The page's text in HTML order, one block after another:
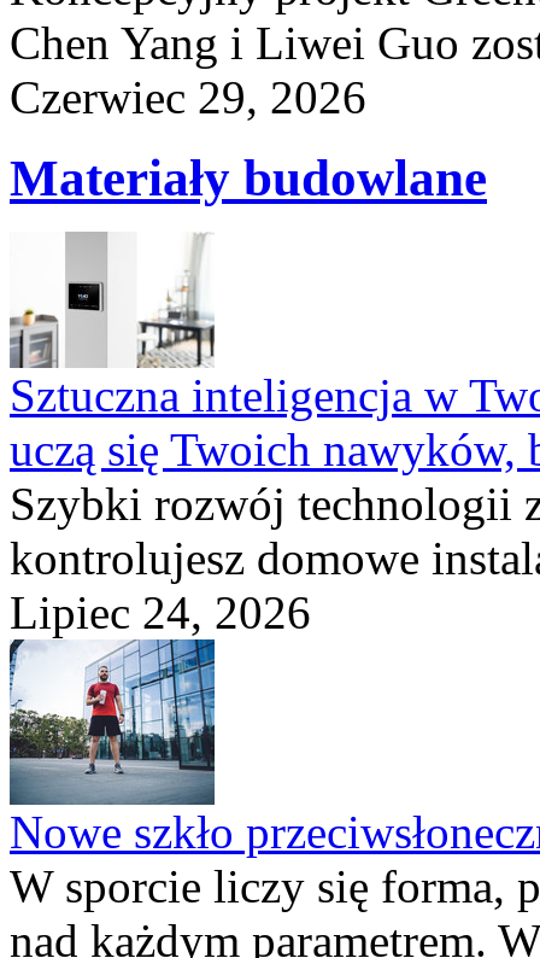
Chen Yang i Liwei Guo
Czerwiec 29, 2026
Materiały budowlane
Sztuczna inteligencja w
uczą się Twoich nawyków,
Szybki rozwój technologii
kontrolujesz domowe
Lipiec 24, 2026
Nowe szkło
W sporcie liczy się forma,
nad każdym parametrem.